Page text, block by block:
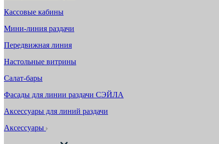
Кассовые кабины
Мини-линия раздачи
Передвижная линия
Настольные витрины
Салат-бары
Фасады для линии раздачи СЭЙЛА
Аксессуары для линий раздачи
Аксессуары